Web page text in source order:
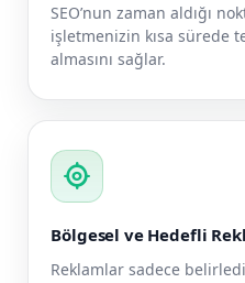
SEO’nun zaman aldığı
işletmenizin kısa sürede
almasını sağlar.
my_location
Bölgesel ve Hedefli
Reklamlar sadece